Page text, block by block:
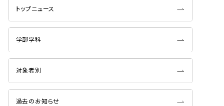
トップニュース
学部学科
対象者別
過去のお知らせ